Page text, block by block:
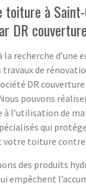
toiture à
DR
la recherche d’une
de
DR
pouvons
l’utilisation de
qui
votre toiture contre
des produits
empêchent